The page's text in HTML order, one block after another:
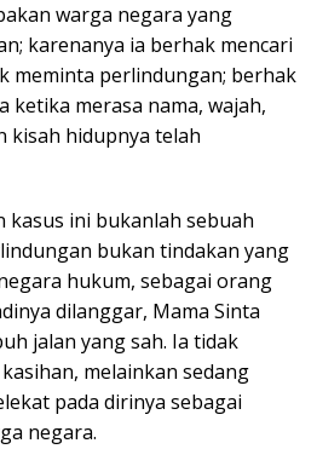
warga negara yang
karenanya ia berhak mencari
meminta perlindungan; berhak
ketika merasa nama, wajah,
kisah hidupnya telah
kasus ini bukanlah sebuah
bukan tindakan yang
hukum, sebagai orang
dilanggar, Mama Sinta
jalan yang sah. Ia tidak
melainkan sedang
pada dirinya sebagai
negara.